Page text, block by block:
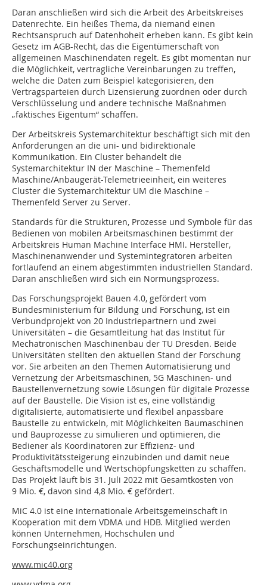
Daran anschließen wird sich die Arbeit des Arbeitskreises
Datenrechte. Ein heißes Thema, da niemand einen
Rechtsanspruch auf Datenhoheit erheben kann. Es gibt kein
Gesetz im AGB-Recht, das die Eigentümerschaft von
allgemeinen Maschinendaten regelt. Es gibt momentan nur
die Möglichkeit, vertragliche Vereinbarungen zu treffen,
welche die Daten zum Beispiel kategorisieren, den
Vertragsparteien durch Lizensierung zuordnen oder durch
Verschlüsselung und andere technische Maßnahmen
„faktisches Eigentum“ schaffen.
Der Arbeitskreis Systemarchitektur beschäftigt sich mit den
Anforderungen an die uni- und bidirektionale
Kommunikation. Ein Cluster behandelt die
Systemarchitektur IN der Maschine – Themenfeld
Maschine/Anbaugerät-Telemetrieeinheit, ein weiteres
Cluster die Systemarchitektur UM die Maschine –
Themenfeld Server zu Server.
Standards für die Strukturen, Prozesse und Symbole für das
Bedienen von mobilen Arbeitsmaschinen bestimmt der
Arbeitskreis Human Machine Interface HMI. Hersteller,
Maschinenanwender und Systemintegratoren arbeiten
fortlaufend an einem abgestimmten industriellen Standard.
Daran anschließen wird sich ein Normungsprozess.
Das Forschungsprojekt Bauen 4.0, gefördert vom
Bundesministerium für Bildung und Forschung, ist ein
Verbundprojekt von 20 Industriepartnern und zwei
Universitäten – die Gesamtleitung hat das Institut für
Mechatronischen Maschinenbau der TU Dresden. Beide
Universitäten stellten den aktuellen Stand der Forschung
vor. Sie arbeiten an den Themen Automatisierung und
Vernetzung der Arbeitsmaschinen, 5G Maschinen- und
Baustellenvernetzung sowie Lösungen für digitale Prozesse
auf der Baustelle. Die Vision ist es, eine vollständig
digitalisierte, automatisierte und flexibel anpassbare
Baustelle zu entwickeln, mit Möglichkeiten Baumaschinen
und Bauprozesse zu simulieren und optimieren, die
Bediener als Koordinatoren zur Effizienz- und
Produktivitätssteigerung einzubinden und damit neue
Geschäftsmodelle und Wertschöpfungsketten zu schaffen.
Das Projekt läuft bis 31. Juli 2022 mit Gesamtkosten von
9 Mio. €, davon sind 4,8 Mio. € gefördert.
MiC 4.0 ist eine internationale Arbeitsgemeinschaft in
Kooperation mit dem VDMA und HDB. Mitglied werden
können Unternehmen, Hochschulen und
Forschungseinrichtungen.
www.mic40.org